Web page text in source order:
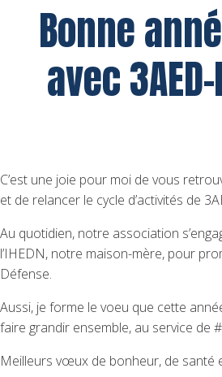
Bonne
avec 3AED-
C’est une joie pour moi de vous
et de relancer le cycle d’activités de
Au quotidien, notre association
l’IHEDN, notre maison-mère, pour
Défense.
Aussi, je forme le voeu que cette
faire grandir ensemble, au service de
Meilleurs vœux de bonheur, de santé